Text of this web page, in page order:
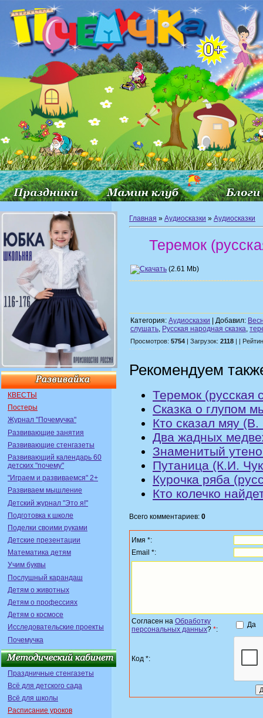
КВЕСТЫ
Постеры
Журнал "Почемучка"
Развивающие занятия
Развивающие стенгазеты
Развивающий календарь 60
детских "почему"
"Играем и развиваемся" 2+
Развиваем мышление
Детский журнал "Это я!"
Подготовка к школе
Поделки своими руками
Детские презентации
Математика детям
Учим буквы
Послушный карандаш
Детям о животных
Детям о профессиях
Детям о космосе
Исследовательские проекты
Почемучка
Праздничные стенгазеты
Всё для детского сада
Всё для школы
Расписание уроков
Главная » Аудиосказки » Аудиосказки
Теремок
(2.61 Mb)
Категория: Аудиосказки | Добавил:
слушать, Русская народная сказка,
Просмотров: 5754 | Загрузок: 2118 | |
Рекомендуем
Теремок (русская
Сказка о глупом
Кто сказал мяу
Два жадных
Знаменитый
Путаница (К.И.
Курочка ряба
Кто колечко
Всего комментариев: 0
Имя *:
Email *:
Согласен на Обработку
персональных данных? *:
Да
Код *: